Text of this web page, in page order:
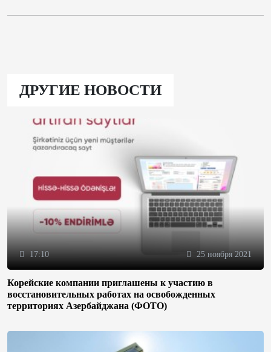
ДРУГИЕ НОВОСТИ
17:10 25 ноября 2021
Корейские компании приглашены к участию в
восстановительных работах на освобожденных
территориях Азербайджана (ФОТО)